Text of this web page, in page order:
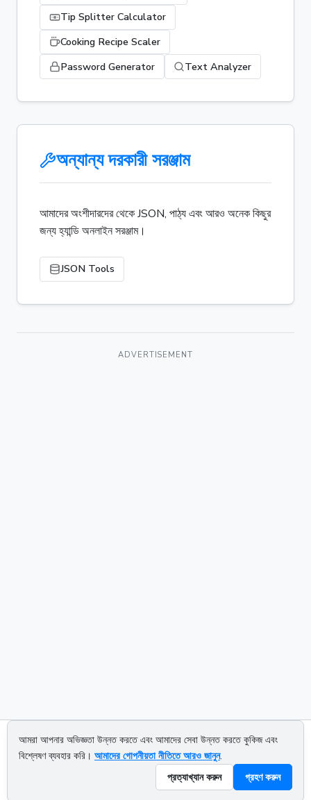
Tip Splitter Calculator
Cooking Recipe Scaler
Password Generator
Text Analyzer
অন্যান্য দরকারী সরঞ্জাম
আমাদের অংশীদারদের থেকে JSON, পাঠ্য এবং আরও অনেক কিছুর
জন্য হ্যান্ডি অনলাইন সরঞ্জাম।
JSON Tools
ADVERTISEMENT
About us Privacy policy Terms of service
© 2026 CALCETRA. All rights reserved.
আমরা আপনার অভিজ্ঞতা উন্নত করতে এবং আমাদের সেবা উন্নত করতে কুকিজ এবং
বিশ্লেষণ ব্যবহার করি। আমাদের গোপনীয়তা নীতিতে আরও জানুন.
প্রত্যাখ্যান করুন
গ্রহণ করুন